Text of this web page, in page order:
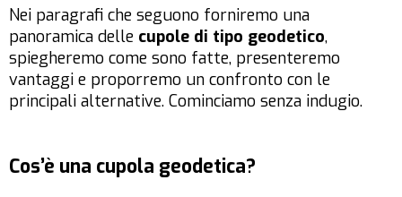
Nei paragrafi che seguono forniremo una
panoramica delle cupole di tipo geodetico,
spiegheremo come sono fatte, presenteremo
vantaggi e proporremo un confronto con le
principali alternative. Cominciamo senza indugio.
Cos’è una cupola geodetica?